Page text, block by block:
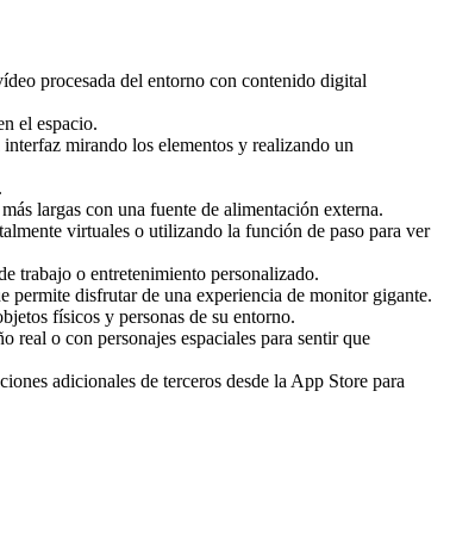
procesada del entorno con contenido digital
el espacio.
mirando los elementos y realizando un
largas con una fuente de alimentación externa.
virtuales o utilizando la función de paso para ver
trabajo o entretenimiento personalizado.
permite disfrutar de una experiencia de monitor gigante.
físicos y personas de su entorno.
real o con personajes espaciales para sentir que
adicionales de terceros desde la App Store para